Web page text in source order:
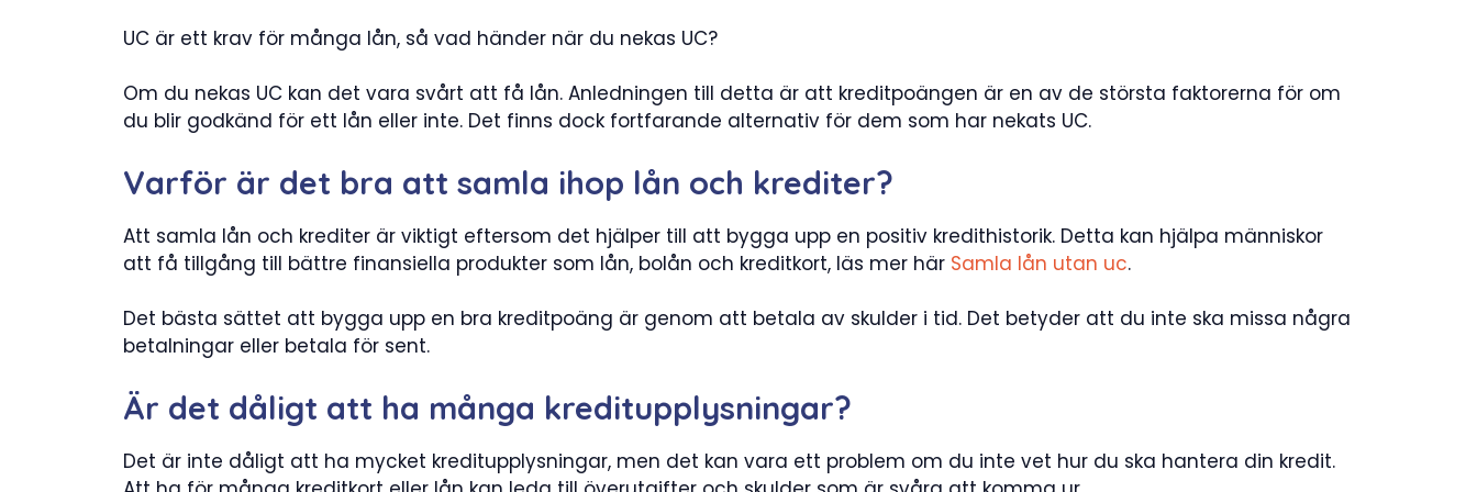
UC är ett krav för många lån, så vad händer när du nekas UC?
Om du nekas UC kan det vara svårt att få lån. Anledningen till detta är att kreditpoängen är en av de största faktorerna för om
du blir godkänd för ett lån eller inte. Det finns dock fortfarande alternativ för dem som har nekats UC.
Varför är det bra att samla ihop lån och krediter?
Att samla lån och krediter är viktigt eftersom det hjälper till att bygga upp en positiv kredithistorik. Detta kan hjälpa människor
att få tillgång till bättre finansiella produkter som lån, bolån och kreditkort, läs mer här Samla lån utan uc.
Det bästa sättet att bygga upp en bra kreditpoäng är genom att betala av skulder i tid. Det betyder att du inte ska missa några
betalningar eller betala för sent.
Är det dåligt att ha många kreditupplysningar?
Det är inte dåligt att ha mycket kreditupplysningar, men det kan vara ett problem om du inte vet hur du ska hantera din kredit.